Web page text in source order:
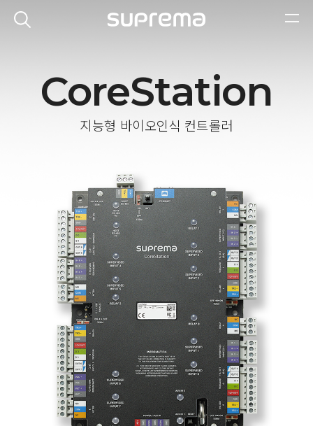
CoreStation
지능형 바이오인식 컨트롤러